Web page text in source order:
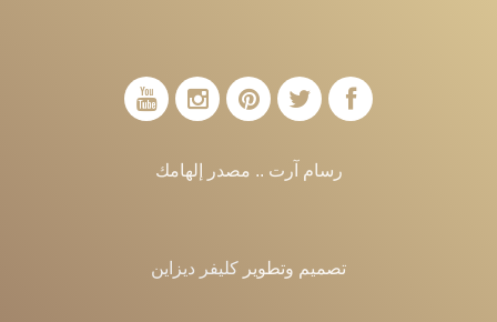
رسام آرت .. مصدر إلهامك
تصميم وتطوير كليفر ديزاين